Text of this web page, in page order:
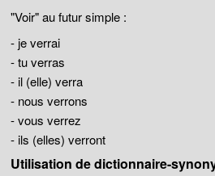
"Voir" au futur simple :
- je verrai
- tu verras
- il (elle) verra
- nous verrons
- vous verrez
- ils (elles) verront
Utilisation de dictionnaire-